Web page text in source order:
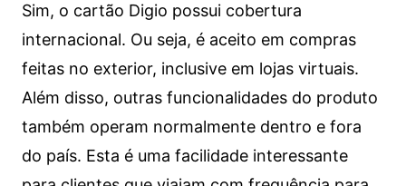
Sim, o cartão Digio possui cobertura
internacional. Ou seja, é aceito em compras
feitas no exterior, inclusive em lojas virtuais.
Além disso, outras funcionalidades do produto
também operam normalmente dentro e fora
do país. Esta é uma facilidade interessante